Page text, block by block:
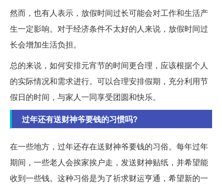
然而，也有人表示，放假时间过长可能会对工作和生活产
生一定影响。对于经济条件不太好的人来说，放假时间过
长会增加生活负担。
总的来说，如何安排元宵节的时间更合理，应该根据个人
的实际情况和需求进行。可以合理安排假期，充分利用节
假日的时间，与家人一同享受团圆和快乐。
过年还有送财神爷要钱的习惯吗?
在一些地方，过年还存在送财神爷要钱的习俗。每年过年
期间，一些老人会挨家挨户走，发送财神贴纸，并希望能
收到一些钱。这种习俗是为了祈求财运亨通，希望新的一